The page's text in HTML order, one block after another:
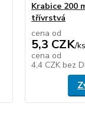
Krabice 200
třívrstvá
cena od
5,3 CZK/ks
cena od
4,4 CZK bez